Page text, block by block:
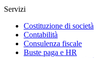
Servizi
Costituzione di società
Contabilità
Consulenza fiscale
Buste paga e HR